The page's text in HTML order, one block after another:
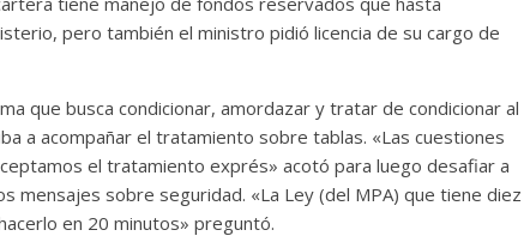
pero también el ministro pidió licencia de su cargo de
que busca condicionar, amordazar y tratar de condicionar al
a acompañar el tratamiento sobre tablas. «Las cuestiones
el tratamiento exprés» acotó para luego desafiar a
mensajes sobre seguridad. «La Ley (del MPA) que tiene diez
en 20 minutos» preguntó.